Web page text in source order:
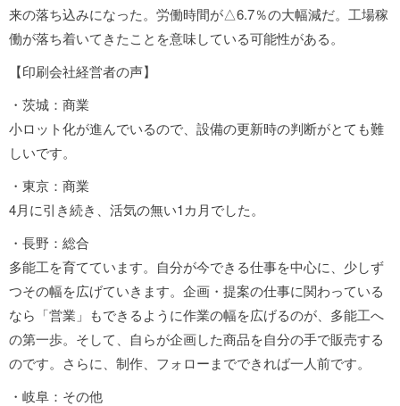
来の落ち込みになった。労働時間が△6.7％の大幅減だ。工場稼
働が落ち着いてきたことを意味している可能性がある。
【印刷会社経営者の声】
・茨城：商業
小ロット化が進んでいるので、設備の更新時の判断がとても難
しいです。
・東京：商業
4月に引き続き、活気の無い1カ月でした。
・長野：総合
多能工を育てています。自分が今できる仕事を中心に、少しず
つその幅を広げていきます。企画・提案の仕事に関わっている
なら「営業」もできるように作業の幅を広げるのが、多能工へ
の第一歩。そして、自らが企画した商品を自分の手で販売する
のです。さらに、制作、フォローまでできれば一人前です。
・岐阜：その他